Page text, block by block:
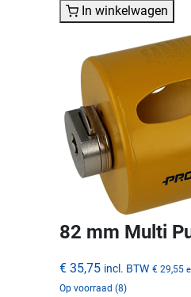
In winkelwagen
82 mm Multi
€ 35,75 incl. BTW € 29,55
Op voorraad (8)